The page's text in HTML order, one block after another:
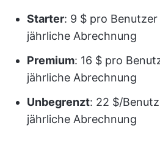
Starter: 9 $ pro
jährliche Abrechnung
Premium: 16 $ pro
jährliche Abrechnung
Unbegrenzt: 22 $/
jährliche Abrechnung